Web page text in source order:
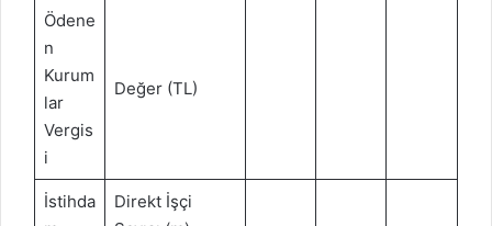
Ödene
n
Kurum
lar
Vergis
i
Değer (TL)
İstihda
Direkt İşçi